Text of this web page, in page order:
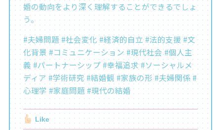
婚の動向をより深く理解することができるでしょ
う。
#夫婦問題 #社会変化 #経済的自立 #法的支援 #文
化背景 #コミュニケーション #現代社会 #個人主
義 #パートナーシップ #幸福追求 #ソーシャルメ
ディア #学術研究 #結婚観 #家族の形 #夫婦関係 #
心理学 #家庭問題 #現代の結婚
Like